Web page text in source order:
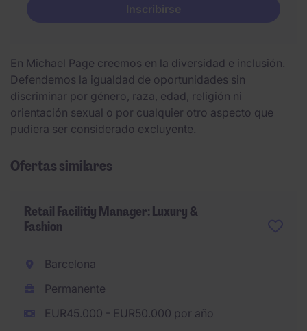
Inscribirse
En Michael Page creemos en la diversidad e inclusión.
Defendemos la igualdad de oportunidades sin
discriminar por género, raza, edad, religión ni
orientación sexual o por cualquier otro aspecto que
pudiera ser considerado excluyente.
Ofertas similares
Retail Facilitiy Manager: Luxury &
Fashion
Barcelona
Permanente
EUR45.000 - EUR50.000 por año